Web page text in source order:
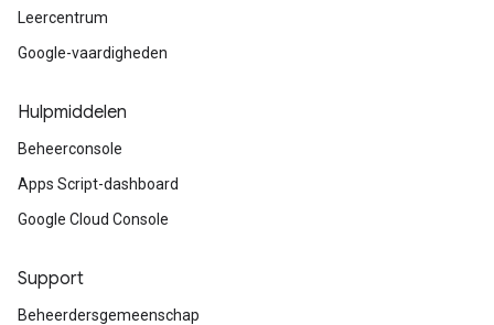
Leercentrum
Google-vaardigheden
Hulpmiddelen
Beheerconsole
Apps Script-dashboard
Google Cloud Console
Support
Beheerdersgemeenschap